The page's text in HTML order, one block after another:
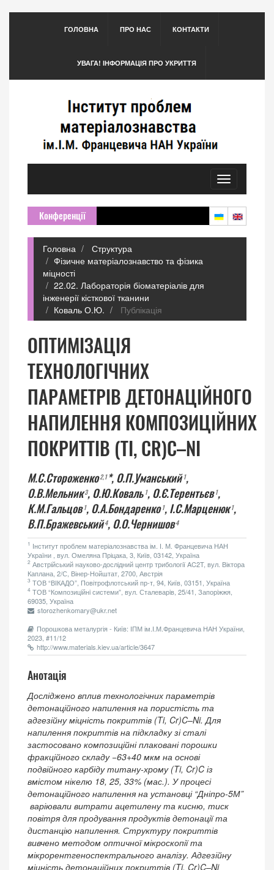
ГОЛОВНА ПРО НАС КОНТАКТИ
УВАГА! ІНФОРМАЦІЯ ПРО УКРИТТЯ
Toggle
navigation
Конференції
Головна
Структура
Фізичне матеріалознавство та фізика
міцності
22.02. Лабораторія біоматеріалів для
інженерії кісткової тканини
Коваль О.Ю.
Публікація
ОПТИМІЗАЦІЯ
ТЕХНОЛОГІЧНИХ
ПАРАМЕТРІВ ДЕТОНАЦІЙНОГО
НАПИЛЕННЯ КОМПОЗИЦІЙНИХ
ПОКРИТТІВ (TI, CR)C–NI
М.С.Стороженко2,1*, О.П.Уманський1,
О.В.Meльник3, О.Ю.Коваль 1, О.Є.Терентьєв1,
К.М.Гальцов1, О.А.Бондаренко1, І.С.Марценюк1,
В.П.Бражевський4, O.О.Чернишов4
1 Інститут проблем матеріалознавства ім. І. М. Францевича НАН
України , вул. Омеляна Пріцака, 3, Київ, 03142, Україна
2 Австрійський науково-дослідний центр трибології AC2T, вул. Віктора
Каплана, 2/С, Вінер-Нойштат, 2700, Австрія
3 ТОВ “ВІКАДО”, Повітрофлотський пр-т, 94, Київ, 03151, Україна
4 ТОВ “Композицiйнi системи”, вул. Сталеварiв, 25/41, Запорiжжя,
69035, Україна
storozhenkomary@ukr.net
Порошкова металургія - Київ: ІПМ ім.І.М.Францевича НАН України,
2023, #11/12
http://www.materials.kiev.ua/article/3647
Анотація
Досліджено вплив технологічних параметрів
детонаційного напилення на пористість та
адгезійну міцність покриттів (Ti, Cr)C–Ni. Для
напилення покриттів на підкладку зі сталі
застосовано композиційні плаковані порошки
фракційного складу −63+40 мкм на основі
подвійного карбіду титану-хрому (Ti, Cr)C із
вмістом нікелю 18, 25, 33% (мас.). У процесі
детонаційного напилення на установці “Дніпро-5М”
варі­ювали витрати ацетилену та кисню, тиск
повітря для продування продуктів детонації та
дистанцію напилення. Структуру покриттів
вивчено методом оптичної мікроскопії та
мікрорентгеноспектрального аналізу. Адгезійну
міцність детонаційних покриттів (Ti, Cr)C–Ni